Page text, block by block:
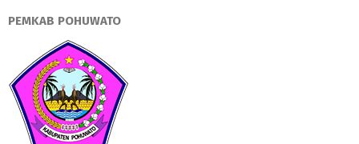
PEMKAB POHUWATO